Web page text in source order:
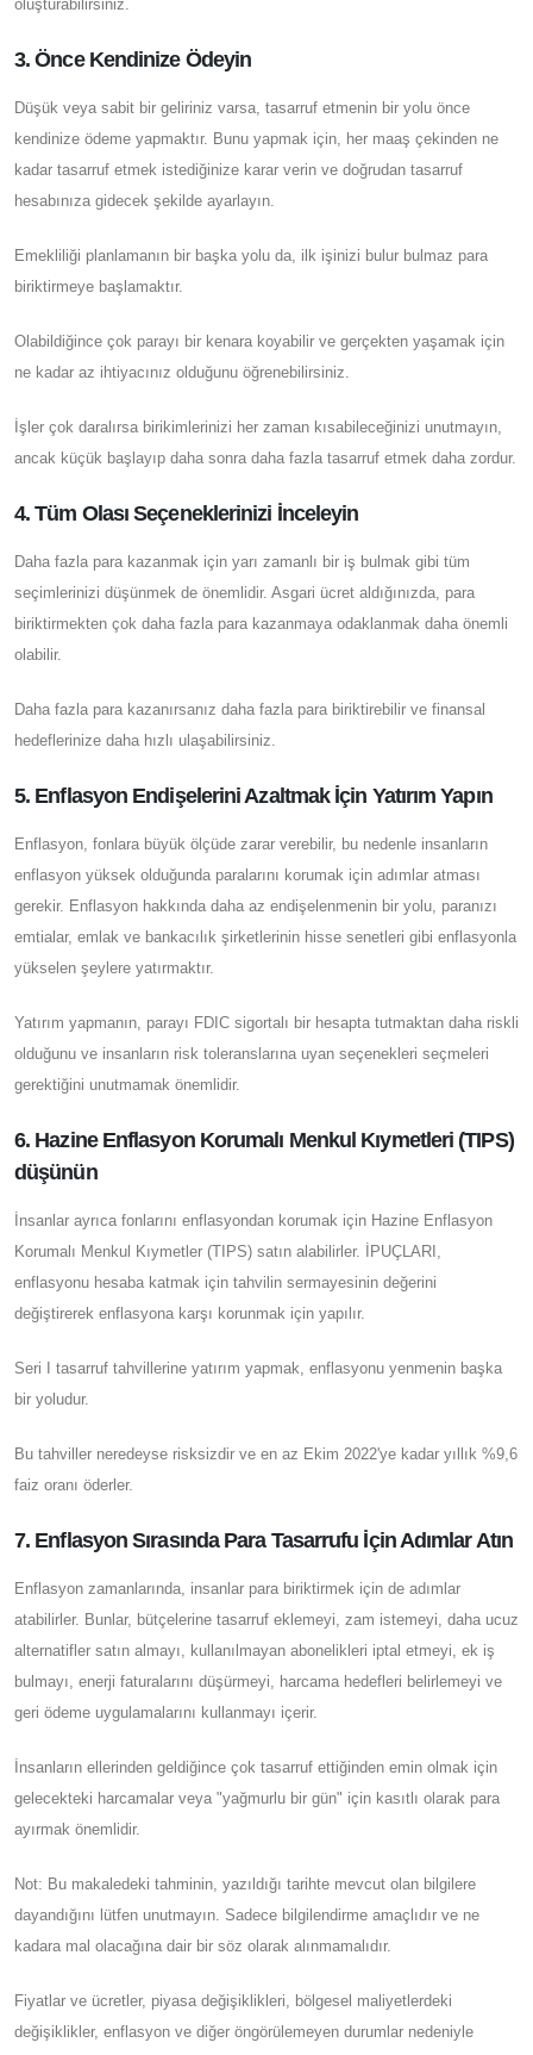
oluşturabilirsiniz.
3. Önce Kendinize Ödeyin
Düşük veya sabit bir geliriniz varsa, tasarruf etmenin bir yolu önce
kendinize ödeme yapmaktır. Bunu yapmak için, her maaş çekinden ne
kadar tasarruf etmek istediğinize karar verin ve doğrudan tasarruf
hesabınıza gidecek şekilde ayarlayın.
Emekliliği planlamanın bir başka yolu da, ilk işinizi bulur bulmaz para
biriktirmeye başlamaktır.
Olabildiğince çok parayı bir kenara koyabilir ve gerçekten yaşamak için
ne kadar az ihtiyacınız olduğunu öğrenebilirsiniz.
İşler çok daralırsa birikimlerinizi her zaman kısabileceğinizi unutmayın,
ancak küçük başlayıp daha sonra daha fazla tasarruf etmek daha zordur.
4. Tüm Olası Seçeneklerinizi İnceleyin
Daha fazla para kazanmak için yarı zamanlı bir iş bulmak gibi tüm
seçimlerinizi düşünmek de önemlidir. Asgari ücret aldığınızda, para
biriktirmekten çok daha fazla para kazanmaya odaklanmak daha önemli
olabilir.
Daha fazla para kazanırsanız daha fazla para biriktirebilir ve finansal
hedeflerinize daha hızlı ulaşabilirsiniz.
5. Enflasyon Endişelerini Azaltmak İçin Yatırım Yapın
Enflasyon, fonlara büyük ölçüde zarar verebilir, bu nedenle insanların
enflasyon yüksek olduğunda paralarını korumak için adımlar atması
gerekir. Enflasyon hakkında daha az endişelenmenin bir yolu, paranızı
emtialar, emlak ve bankacılık şirketlerinin hisse senetleri gibi enflasyonla
yükselen şeylere yatırmaktır.
Yatırım yapmanın, parayı FDIC sigortalı bir hesapta tutmaktan daha riskli
olduğunu ve insanların risk toleranslarına uyan seçenekleri seçmeleri
gerektiğini unutmamak önemlidir.
6. Hazine Enflasyon Korumalı Menkul Kıymetleri (TIPS)
düşünün
İnsanlar ayrıca fonlarını enflasyondan korumak için Hazine Enflasyon
Korumalı Menkul Kıymetler (TIPS) satın alabilirler. İPUÇLARI,
enflasyonu hesaba katmak için tahvilin sermayesinin değerini
değiştirerek enflasyona karşı korunmak için yapılır.
Seri I tasarruf tahvillerine yatırım yapmak, enflasyonu yenmenin başka
bir yoludur.
Bu tahviller neredeyse risksizdir ve en az Ekim 2022'ye kadar yıllık %9,6
faiz oranı öderler.
7. Enflasyon Sırasında Para Tasarrufu İçin Adımlar Atın
Enflasyon zamanlarında, insanlar para biriktirmek için de adımlar
atabilirler. Bunlar, bütçelerine tasarruf eklemeyi, zam istemeyi, daha ucuz
alternatifler satın almayı, kullanılmayan abonelikleri iptal etmeyi, ek iş
bulmayı, enerji faturalarını düşürmeyi, harcama hedefleri belirlemeyi ve
geri ödeme uygulamalarını kullanmayı içerir.
İnsanların ellerinden geldiğince çok tasarruf ettiğinden emin olmak için
gelecekteki harcamalar veya "yağmurlu bir gün" için kasıtlı olarak para
ayırmak önemlidir.
Not: Bu makaledeki tahminin, yazıldığı tarihte mevcut olan bilgilere
dayandığını lütfen unutmayın. Sadece bilgilendirme amaçlıdır ve ne
kadara mal olacağına dair bir söz olarak alınmamalıdır.
Fiyatlar ve ücretler, piyasa değişiklikleri, bölgesel maliyetlerdeki
değişiklikler, enflasyon ve diğer öngörülemeyen durumlar nedeniyle